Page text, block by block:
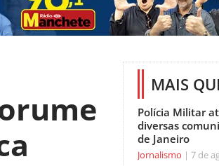
MAIS
Polícia Militar
diversas
de Janeiro
Jornalismo 7 de